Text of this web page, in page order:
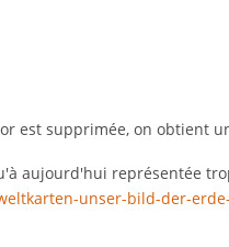
est supprimée, on obtient
aujourd'hui représentée
unser-bild-der-